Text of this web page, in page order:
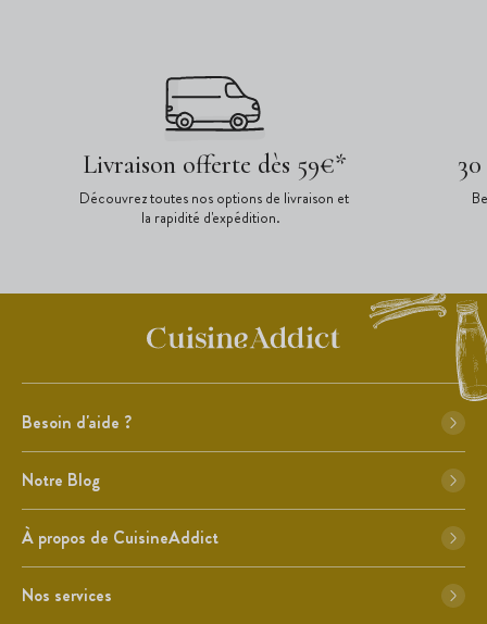
Livraison offerte dès 59€*
Découvrez toutes nos options de livraison et
la rapidité d'expédition.
Besoin d'aide ?
Notre Blog
À propos de CuisineAddict
Nos services